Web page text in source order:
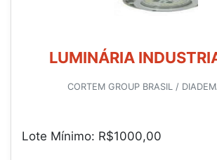
LUMINÁRIA
CORTEM GROUP BRASIL /
Lote Mínimo: R$1000,00